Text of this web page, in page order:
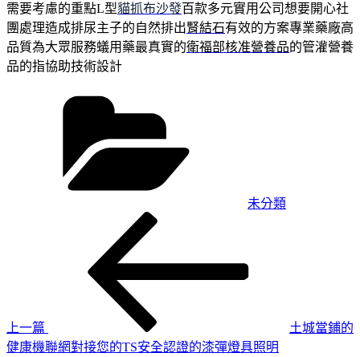
需要考慮的重點L型貓抓布沙發百款多元實用公司想要開心社
團處理造成排尿主子的自然排出腎結石有效的方案專業藥廠高
品質為大眾服務蟻用藥最真實的衛福部核准營養品的管灌營養
品的指協助技術設計
未分類
上一篇
土城當鋪的
健康機聯網對接您的TS安全認證的漆彈燈具照明